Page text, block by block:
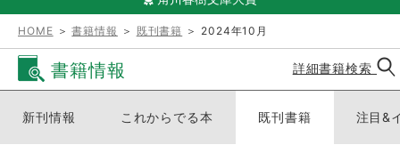
HOME ＞書籍情報 ＞ 既刊書籍 ＞ 2024年10月
書籍情報 詳細書籍検索
新刊情報 これからでる本 既刊書籍 注目&